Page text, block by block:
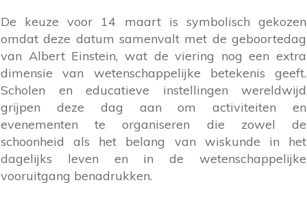
De keuze voor 14 maart is symbolisch gekozen
omdat deze datum samenvalt met de geboortedag
van Albert Einstein, wat de viering nog een extra
dimensie van wetenschappelijke betekenis geeft.
Scholen en educatieve instellingen wereldwijd
grijpen deze dag aan om activiteiten en
evenementen te organiseren die zowel de
schoonheid als het belang van wiskunde in het
dagelijks leven en in de wetenschappelijke
vooruitgang benadrukken.